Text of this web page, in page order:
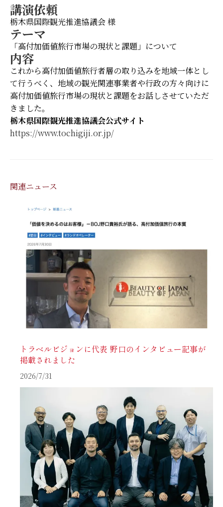
講演依頼
栃木県国際観光推進協議会 様
テーマ
「高付加価値旅行市場の現状と課題」について
内容
これから高付加価値旅行者層の取り込みを地域一体とし
て行うべく、地域の観光関連事業者や行政の方々向けに
高付加価値旅行市場の現状と課題をお話しさせていただ
きました。
栃木県国際観光推進協議会公式サイト
https://www.tochigiji.or.jp/
関連ニュース
トラベルビジョンに代表 野口のインタビュー記事が
掲載されました
2026/7/31